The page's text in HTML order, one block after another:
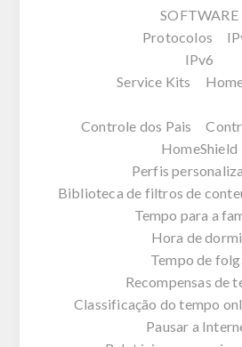
SOFTWARE
Protocolos
IPv6
Service Kits
Controle dos Pais
HomeShield
Perfis
Biblioteca de filtros de
Tempo para a
Hora de
Tempo de
Recompensas de
Classificação do tempo
Pausar a